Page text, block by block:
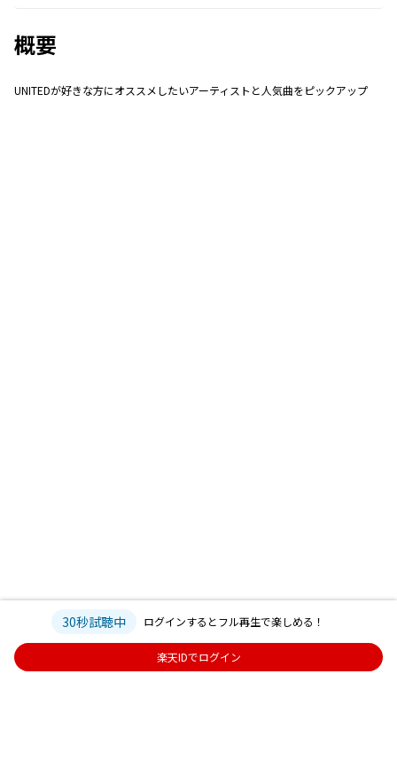
概要
UNITEDが好きな方にオススメしたいアーティストと人気曲をピックアップ
30秒試聴中 ログインするとフル再生で楽しめる！
楽天IDでログイン